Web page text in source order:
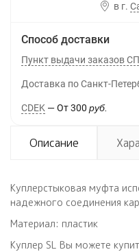
в г.
Способ доставки
Пункт выдачи заказов
Доставка по Санкт-
CDEK От 300 руб.
Описание
Куплерстыковая муфта
надежного соединения
Материал: пластик
Куплер SL Вы можете